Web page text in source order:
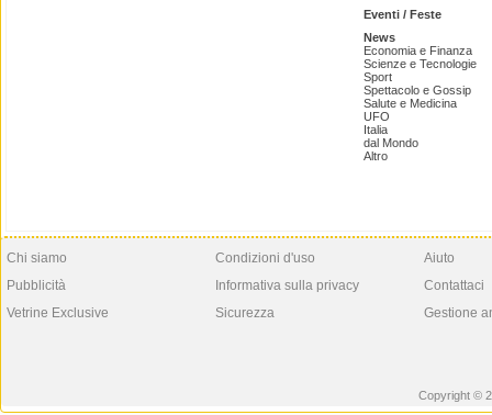
Eventi / Feste
News
Economia e Finanza
Scienze e Tecnologie
Sport
Spettacolo e Gossip
Salute e Medicina
UFO
Italia
dal Mondo
Altro
Chi siamo
Pubblicità
Vetrine Exclusive
Condizioni d'uso
Informativa sulla privacy
Sicurezza
Aiuto
Contattaci
Gestione
Copyright ©